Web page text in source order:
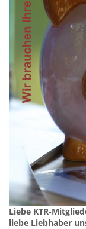
Liebe KTR-
liebe Liebhaber